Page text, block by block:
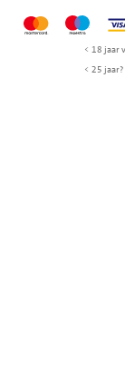
MastercardMaestro
< 18 jaar
< 25